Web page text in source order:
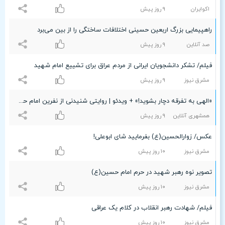
اکوایران ٩ روز پیش
راهپیمایی بزرگ اربعین حسینی اختلافات ساختگی را از بین می‌برد
صد آنلاین ٩ روز پیش
فیلم/ تشکر دانشجویان ایرانی از مردم عراق برای تشییع امام شهید
مشرق نیوز ٩ روز پیش
«الهی به تفرقه دچار بشوید!»‌ + ویدئو | روایتی شنیدنی از نفرین امام حسین‌(ع) در کربلا
همشهری آنلاین ٩ روز پیش
عکس/ زوارالحسین(ع) بفرمایید شای ابوعلی!
مشرق نیوز ۱۰ روز پیش
تصویر نوه رهبر شهید در حرم امام حسین(ع)
مشرق نیوز ۱۰ روز پیش
فیلم/ شهادت رهبر انقلاب در کلام یک عراقی
مشرق نیوز ۱۰ روز پیش